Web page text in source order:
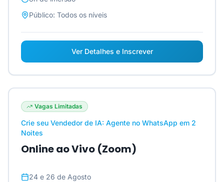
Público: Todos os níveis
Ver Detalhes e Inscrever
Vagas Limitadas
Crie seu Vendedor de IA: Agente no WhatsApp em 2
Noites
Online ao Vivo (Zoom)
24 e 26 de Agosto